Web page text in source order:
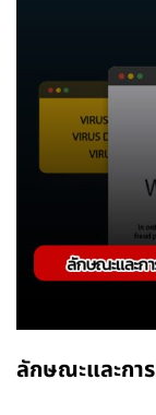
ลักษณะและกา